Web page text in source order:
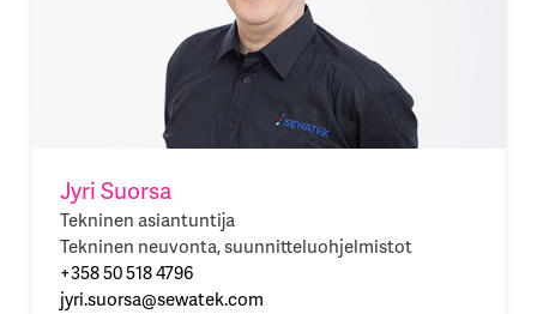
Jyri Suorsa
Tekninen asiantuntija
Tekninen neuvonta, suunnitteluohjelmistot
+358 50 518 4796
jyri.suorsa@sewatek.com